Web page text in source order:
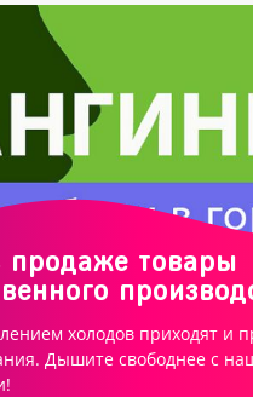
продаже товары
холодов приходят и
Дышите свободнее с